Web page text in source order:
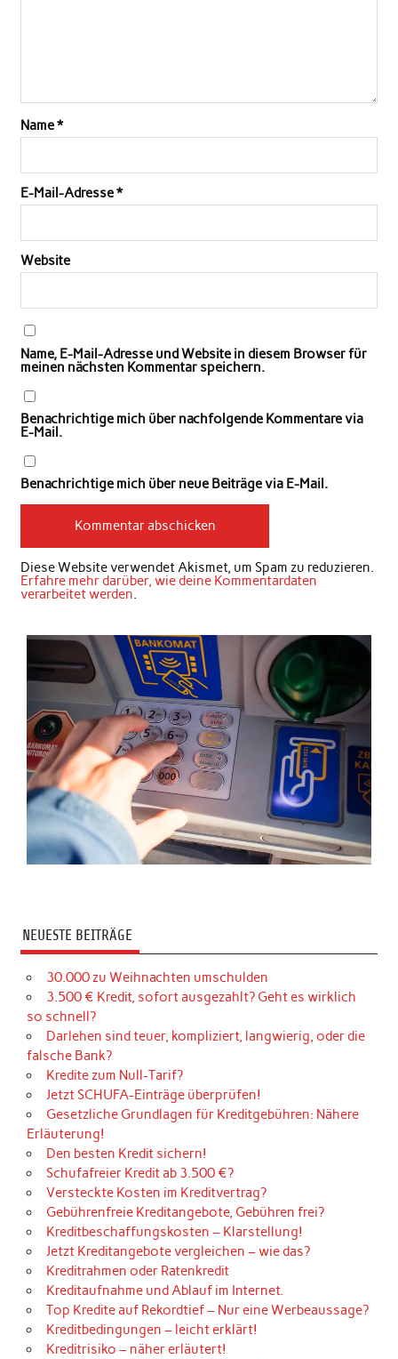
Name*
E-Mail-Adresse*
Website
Name, E-Mail-Adresse und Website in diesem Browser für
meinen nächsten Kommentar speichern.
Benachrichtige mich über nachfolgende Kommentare via
E-Mail.
Benachrichtige mich über neue Beiträge via E-Mail.
Diese Website verwendet Akismet, um Spam zu reduzieren.
Erfahre mehr darüber, wie deine Kommentardaten
verarbeitet werden.
NEUESTE BEITRÄGE
30.000 zu Weihnachten umschulden
3.500 € Kredit, sofort ausgezahlt? Geht es wirklich
so schnell?
Darlehen sind teuer, kompliziert, langwierig, oder die
falsche Bank?
Kredite zum Null-Tarif?
Jetzt SCHUFA-Einträge überprüfen!
Gesetzliche Grundlagen für Kreditgebühren: Nähere
Erläuterung!
Den besten Kredit sichern!
Schufafreier Kredit ab 3.500 €?
Versteckte Kosten im Kreditvertrag?
Gebührenfreie Kreditangebote, Gebühren frei?
Kreditbeschaffungskosten – Klarstellung!
Jetzt Kreditangebote vergleichen – wie das?
Kreditrahmen oder Ratenkredit
Kreditaufnahme und Ablauf im Internet.
Top Kredite auf Rekordtief – Nur eine Werbeaussage?
Kreditbedingungen – leicht erklärt!
Kreditrisiko – näher erläutert!